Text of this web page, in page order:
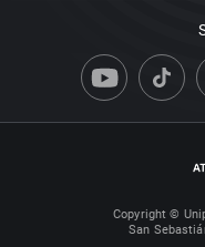
Copyright ©
San